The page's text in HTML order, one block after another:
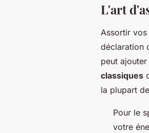
L'art
Assortir vos
déclaration
peut
classiques
la plupart
Pour le
votre